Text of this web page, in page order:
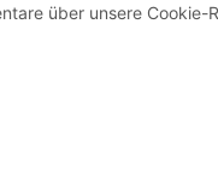
über unsere